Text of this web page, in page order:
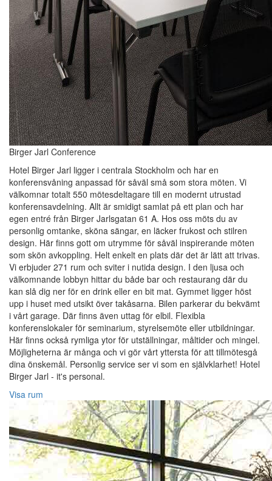
Birger Jarl Conference
Hotel Birger Jarl ligger i centrala Stockholm och har en
konferensvåning anpassad för såväl små som stora möten. Vi
välkomnar totalt 550 mötesdeltagare till en modernt utrustad
konferensavdelning. Allt är smidigt samlat på ett plan och har
egen entré från Birger Jarlsgatan 61 A. Hos oss möts du av
personlig omtanke, sköna sängar, en läcker frukost och stilren
design. Här finns gott om utrymme för såväl inspirerande möten
som skön avkoppling. Helt enkelt en plats där det är lätt att trivas.
Vi erbjuder 271 rum och sviter i nutida design. I den ljusa och
välkomnande lobbyn hittar du både bar och restaurang där du
kan slå dig ner för en drink eller en bit mat. Gymmet ligger höst
upp i huset med utsikt över takåsarna. Bilen parkerar du bekvämt
i vårt garage. Där finns även uttag för elbil. Flexibla
konferenslokaler för seminarium, styrelsemöte eller utbildningar.
Här finns också rymliga ytor för utställningar, måltider och mingel.
Möjligheterna är många och vi gör vårt yttersta för att tillmötesgå
dina önskemål. Personlig service ser vi som en självklarhet! Hotel
Birger Jarl - it's personal.
Visa rum